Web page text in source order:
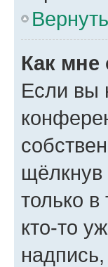
Как мне
Если вы
щёлкнув
только
кто-то